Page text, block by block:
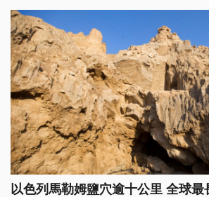
多觀光業者打出優惠價格，讓各地
少，讓各地觀光設施防疫工作不
以色列馬勒姆鹽穴逾十公里 全球最